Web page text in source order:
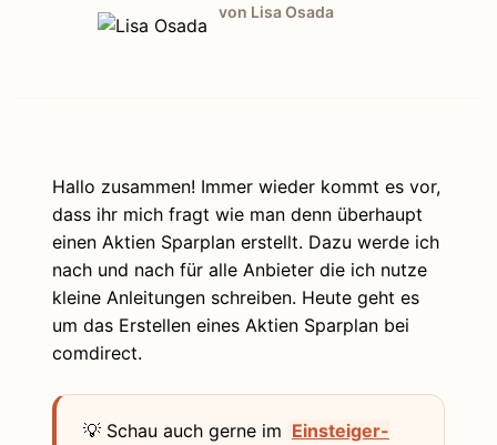
von Lisa Osada
Hallo zusammen! Immer wieder kommt es vor,
dass ihr mich fragt wie man denn überhaupt
einen Aktien Sparplan erstellt. Dazu werde ich
nach und nach für alle Anbieter die ich nutze
kleine Anleitungen schreiben. Heute geht es
um das Erstellen eines Aktien Sparplan bei
comdirect.
💡 Schau auch gerne im Einsteiger-